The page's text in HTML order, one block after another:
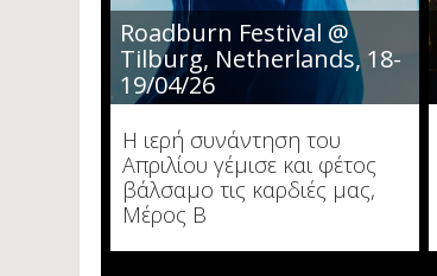
Roadburn Festival @
Tilburg, Netherlands, 18-
19/04/26
Η ιερή συνάντηση του
Απριλίου γέμισε και φέτος
βάλσαμο τις καρδιές μας,
Μέρος Β